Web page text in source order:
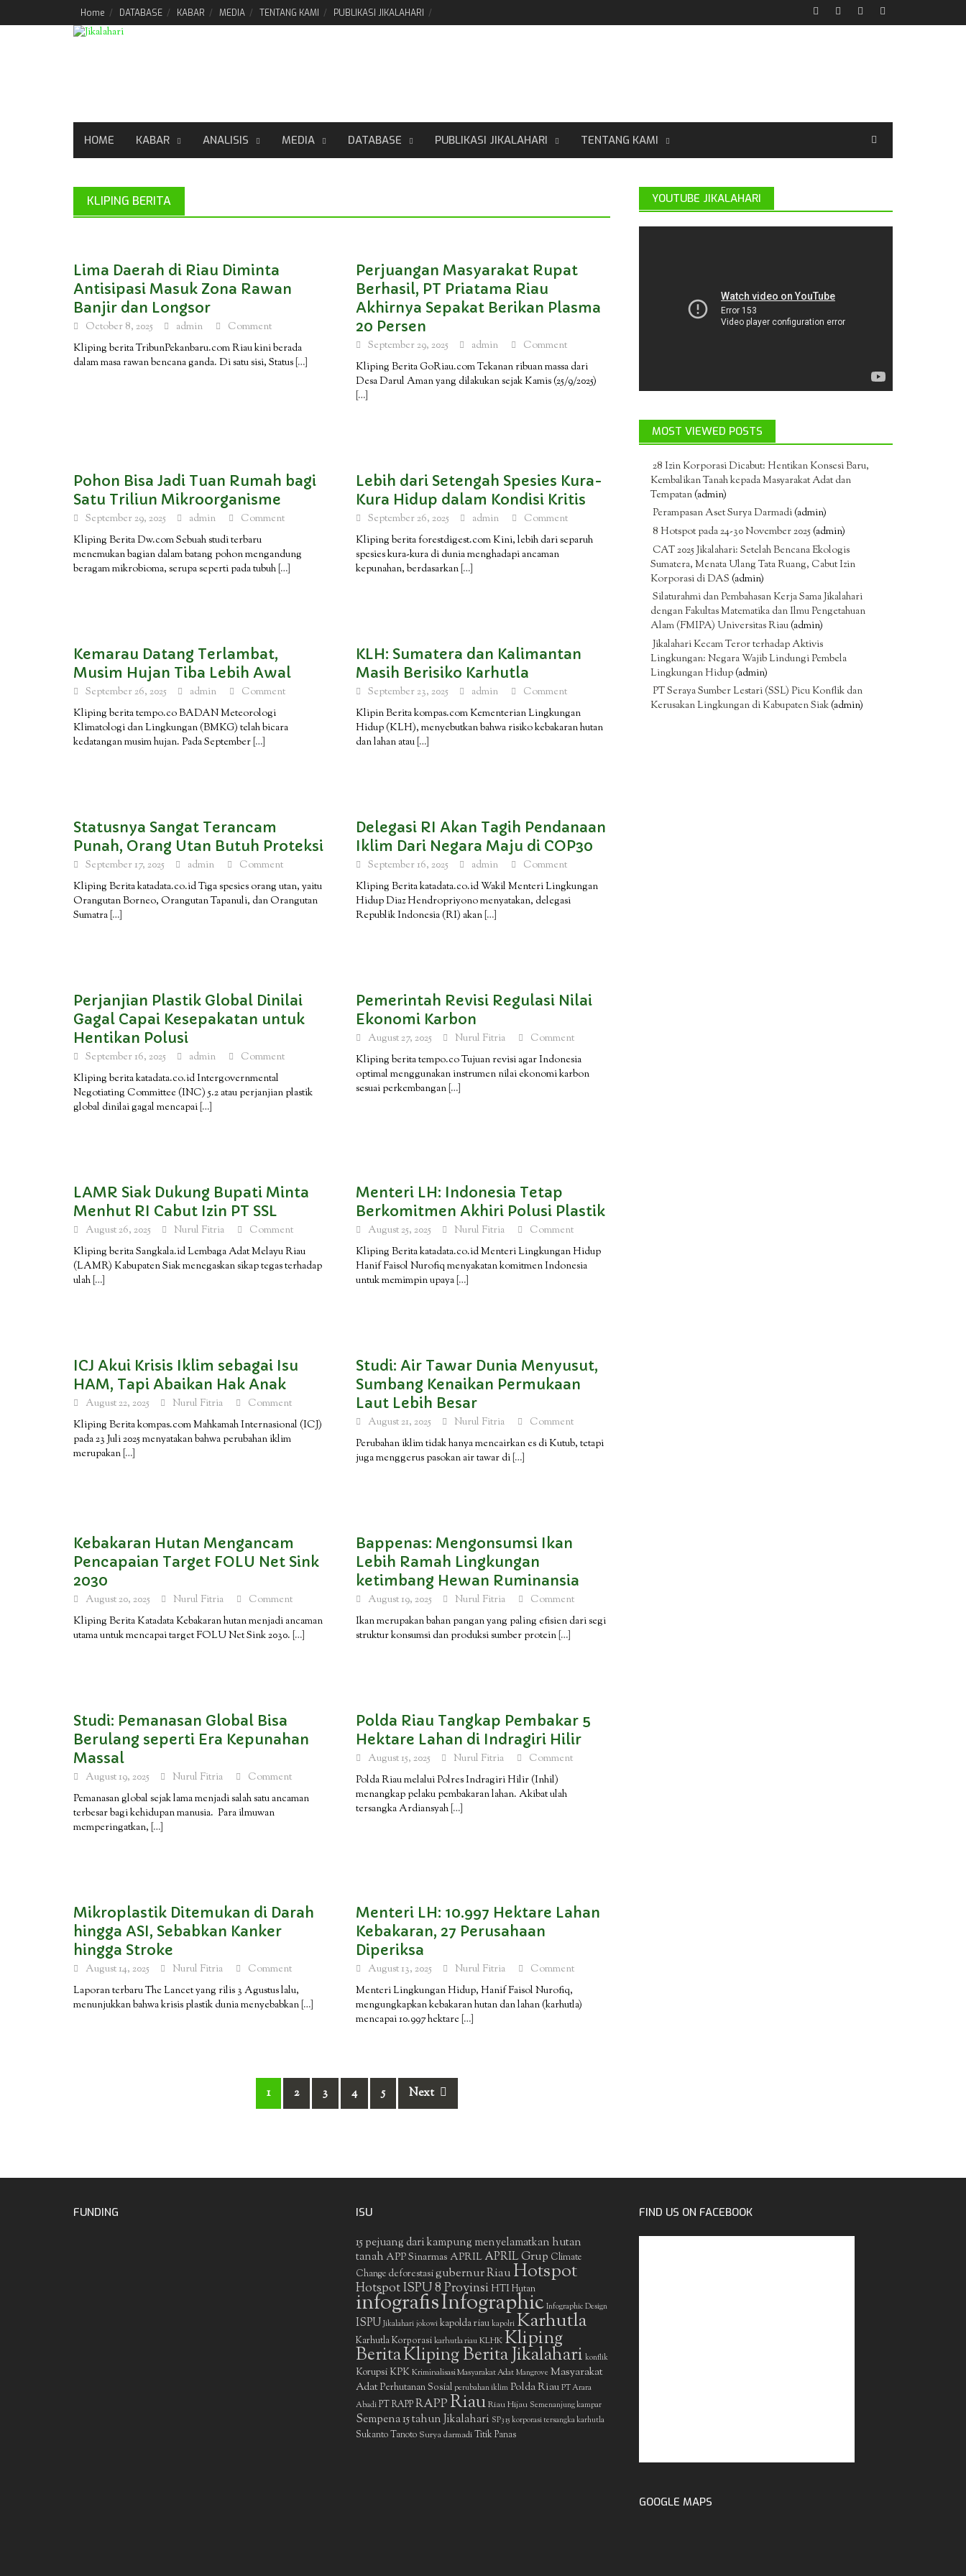
Home DATABASE KABAR MEDIA TENTANG KAMI PUBLIKASI JIKALAHARI
HOME KABAR ANALISIS MEDIA DATABASE PUBLIKASI JIKALAHARI TENTANG KAMI
KLIPING BERITA
Lima Daerah di Riau Diminta
Antisipasi Masuk Zona Rawan
Banjir dan Longsor
October 8, 2025 admin
Comment
Kliping berita TribunPekanbaru.com Riau kini berada
dalam masa rawan bencana ganda. Di satu sisi, Status […]
Perjuangan Masyarakat Rupat
Berhasil, PT Priatama Riau
Akhirnya Sepakat Berikan Plasma
20 Persen
September 29, 2025 admin
Comment
Kliping Berita GoRiau.com Tekanan ribuan massa dari
Desa Darul Aman yang dilakukan sejak Kamis (25/9/2025)
[…]
Pohon Bisa Jadi Tuan Rumah bagi
Satu Triliun Mikroorganisme
September 29, 2025 admin
Comment
Kliping Berita Dw.com Sebuah studi terbaru
menemukan bagian dalam batang pohon mengandung
beragam mikrobioma, serupa seperti pada tubuh […]
Lebih dari Setengah Spesies Kura-
Kura Hidup dalam Kondisi Kritis
September 26, 2025 admin
Comment
Kliping berita forestdigest.com Kini, lebih dari separuh
spesies kura-kura di dunia menghadapi ancaman
kepunahan, berdasarkan […]
Kemarau Datang Terlambat,
Musim Hujan Tiba Lebih Awal
September 26, 2025 admin
Comment
Kliping berita tempo.co BADAN Meteorologi
Klimatologi dan Lingkungan (BMKG) telah bicara
kedatangan musim hujan. Pada September […]
KLH: Sumatera dan Kalimantan
Masih Berisiko Karhutla
September 23, 2025 admin
Comment
Klipin Berita kompas.com Kementerian Lingkungan
Hidup (KLH), menyebutkan bahwa risiko kebakaran hutan
dan lahan atau […]
Statusnya Sangat Terancam
Punah, Orang Utan Butuh Proteksi
September 17, 2025 admin
Comment
Kliping Berita katadata.co.id Tiga spesies orang utan, yaitu
Orangutan Borneo, Orangutan Tapanuli, dan Orangutan
Sumatra […]
Delegasi RI Akan Tagih Pendanaan
Iklim Dari Negara Maju di COP30
September 16, 2025 admin
Comment
Kliping Berita katadata.co.id Wakil Menteri Lingkungan
Hidup Diaz Hendropriyono menyatakan, delegasi
Republik Indonesia (RI) akan […]
Perjanjian Plastik Global Dinilai
Gagal Capai Kesepakatan untuk
Hentikan Polusi
September 16, 2025 admin
Comment
Kliping berita katadata.co.id Intergovernmental
Negotiating Committee (INC) 5.2 atau perjanjian plastik
global dinilai gagal mencapai […]
Pemerintah Revisi Regulasi Nilai
Ekonomi Karbon
August 27, 2025 Nurul Fitria
Comment
Kliping berita tempo.co Tujuan revisi agar Indonesia
optimal menggunakan instrumen nilai ekonomi karbon
sesuai perkembangan […]
LAMR Siak Dukung Bupati Minta
Menhut RI Cabut Izin PT SSL
August 26, 2025 Nurul Fitria
Comment
Kliping berita Sangkala.id Lembaga Adat Melayu Riau
(LAMR) Kabupaten Siak menegaskan sikap tegas terhadap
ulah […]
Menteri LH: Indonesia Tetap
Berkomitmen Akhiri Polusi Plastik
August 25, 2025 Nurul Fitria
Comment
Kliping Berita katadata.co.id Menteri Lingkungan Hidup
Hanif Faisol Nurofiq menyakatan komitmen Indonesia
untuk memimpin upaya […]
ICJ Akui Krisis Iklim sebagai Isu
HAM, Tapi Abaikan Hak Anak
August 22, 2025 Nurul Fitria
Comment
Kliping Berita kompas.com Mahkamah Internasional (ICJ)
pada 23 Juli 2025 menyatakan bahwa perubahan iklim
merupakan […]
Studi: Air Tawar Dunia Menyusut,
Sumbang Kenaikan Permukaan
Laut Lebih Besar
August 21, 2025 Nurul Fitria
Comment
Perubahan iklim tidak hanya mencairkan es di Kutub, tetapi
juga menggerus pasokan air tawar di […]
Kebakaran Hutan Mengancam
Pencapaian Target FOLU Net Sink
2030
August 20, 2025 Nurul Fitria
Comment
Kliping Berita Katadata Kebakaran hutan menjadi ancaman
utama untuk mencapai target FOLU Net Sink 2030. […]
Bappenas: Mengonsumsi Ikan
Lebih Ramah Lingkungan
ketimbang Hewan Ruminansia
August 19, 2025 Nurul Fitria
Comment
Ikan merupakan bahan pangan yang paling efisien dari segi
struktur konsumsi dan produksi sumber protein […]
Studi: Pemanasan Global Bisa
Berulang seperti Era Kepunahan
Massal
August 19, 2025 Nurul Fitria
Comment
Pemanasan global sejak lama menjadi salah satu ancaman
terbesar bagi kehidupan manusia. Para ilmuwan
memperingatkan, […]
Polda Riau Tangkap Pembakar 5
Hektare Lahan di Indragiri Hilir
August 15, 2025 Nurul Fitria
Comment
Polda Riau melalui Polres Indragiri Hilir (Inhil)
menangkap pelaku pembakaran lahan. Akibat ulah
tersangka Ardiansyah […]
Mikroplastik Ditemukan di Darah
hingga ASI, Sebabkan Kanker
hingga Stroke
August 14, 2025 Nurul Fitria
Comment
Laporan terbaru The Lancet yang rilis 3 Agustus lalu,
menunjukkan bahwa krisis plastik dunia menyebabkan […]
Menteri LH: 10.997 Hektare Lahan
Kebakaran, 27 Perusahaan
Diperiksa
August 13, 2025 Nurul Fitria
Comment
Menteri Lingkungan Hidup, Hanif Faisol Nurofiq,
mengungkapkan kebakaran hutan dan lahan (karhutla)
mencapai 10.997 hektare […]
1 2 3 4 5 Next
YOUTUBE JIKALAHARI
MOST VIEWED POSTS
28 Izin Korporasi Dicabut: Hentikan Konsesi Baru,
Kembalikan Tanah kepada Masyarakat Adat dan
Tempatan(admin)
Perampasan Aset Surya Darmadi(admin)
8 Hotspot pada 24-30 November 2025(admin)
CAT 2025 Jikalahari: Setelah Bencana Ekologis
Sumatera, Menata Ulang Tata Ruang, Cabut Izin
Korporasi di DAS (admin)
Silaturahmi dan Pembahasan Kerja Sama Jikalahari
dengan Fakultas Matematika dan Ilmu Pengetahuan
Alam (FMIPA) Universitas Riau(admin)
Jikalahari Kecam Teror terhadap Aktivis
Lingkungan: Negara Wajib Lindungi Pembela
Lingkungan Hidup(admin)
PT Seraya Sumber Lestari (SSL) Picu Konflik dan
Kerusakan Lingkungan di Kabupaten Siak(admin)
FUNDING ISU
15 pejuang dari kampung menyelamatkan hutan
tanah APP Sinarmas APRIL APRIL Grup Climate
Change deforestasigubernur RiauHotspot
Hotspot ISPU 8 ProvinsiHTIHutan
infografisInfographic Infographic Design
ISPU Jikalahari jokowi kapolda riau kapolri Karhutla
Karhutla Korporasi karhutla riau KLHKKliping
BeritaKliping Berita Jikalahari konflik
Korupsi KPK Kriminalisasi Masyarakat Adat Mangrove Masyarakat
AdatPerhutanan Sosial perubahan iklim Polda Riau PT Arara
Abadi PT RAPPRAPPRiauRiau Hijau Semenanjung kampar
Sempena 15 tahun Jikalahari SP3 15 korporasi tersangka karhutla
Sukanto Tanoto Surya darmadiTitik Panas
FIND US ON FACEBOOK
GOOGLE MAPS